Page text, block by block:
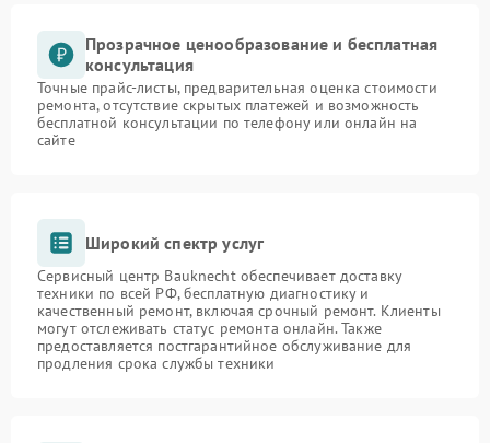
Прозрачное ценообразование и бесплатная
консультация
Точные прайс-листы, предварительная оценка стоимости
ремонта, отсутствие скрытых платежей и возможность
бесплатной консультации по телефону или онлайн на
сайте
Широкий спектр услуг
Сервисный центр Bauknecht обеспечивает доставку
техники по всей РФ, бесплатную диагностику и
качественный ремонт, включая срочный ремонт. Клиенты
могут отслеживать статус ремонта онлайн. Также
предоставляется постгарантийное обслуживание для
продления срока службы техники